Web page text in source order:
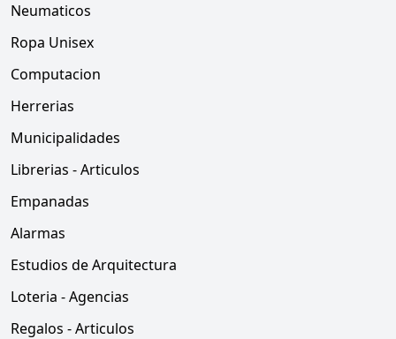
Neumaticos
Ropa Unisex
Computacion
Herrerias
Municipalidades
Librerias - Articulos
Empanadas
Alarmas
Estudios de Arquitectura
Loteria - Agencias
Regalos - Articulos